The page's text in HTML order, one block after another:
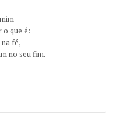
o que é:
fé,
no seu fim.